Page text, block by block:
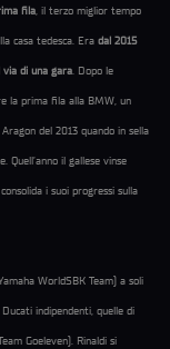
fila, il terzo miglior tempo
casa tedesca. Era dal 2015
di una gara. Dopo le
la prima fila alla BMW, un
del 2013 quando in sella
Quell’anno il gallese vinse
consolida i suoi progressi sulla
WorldSBK Team) a soli
indipendenti, quelle di
Goeleven). Rinaldi si